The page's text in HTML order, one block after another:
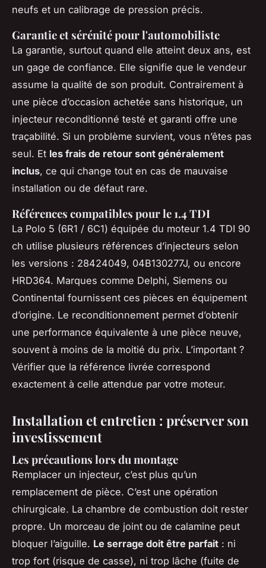
neufs et un calibrage de pression précis.
Garantie et sérénité pour l'automobiliste
La garantie, surtout quand elle atteint deux ans, est
un gage de confiance. Elle signifie que le vendeur
assume la qualité de son produit. Contrairement à
une pièce d’occasion achetée sans historique, un
injecteur reconditionné testé et garanti offre une
traçabilité. Si un problème survient, vous n’êtes pas
seul. Et les frais de retour sont généralement
inclus, ce qui change tout en cas de mauvaise
installation ou de défaut rare.
Références compatibles pour le 1.4 TDI
La Polo 5 (6R1 / 6C1) équipée du moteur 1.4 TDI 90
ch utilise plusieurs références d’injecteurs selon
les versions : 28424049, 04B130277J, ou encore
HRD364. Marques comme Delphi, Siemens ou
Continental fournissent ces pièces en équipement
d’origine. Le reconditionnement permet d’obtenir
une performance équivalente à une pièce neuve,
souvent à moins de la moitié du prix. L’important ?
Vérifier que la référence livrée correspond
exactement à celle attendue par votre moteur.
Installation et entretien : préserver son
investissement
Les précautions lors du montage
Remplacer un injecteur, c’est plus qu’un
remplacement de pièce. C’est une opération
chirurgicale. La chambre de combustion doit rester
propre. Un morceau de joint ou de calamine peut
bloquer l’aiguille. Le serrage doit être parfait : ni
trop fort (risque de casse), ni trop lâche (fuite de